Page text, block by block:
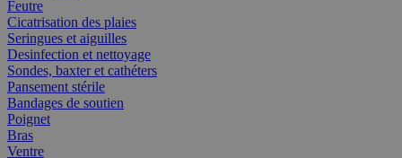
Feutre
Cicatrisation des plaies
Seringues et aiguilles
Desinfection et nettoyage
Sondes, baxter et cathéters
Pansement stérile
Bandages de soutien
Poignet
Bras
Ventre